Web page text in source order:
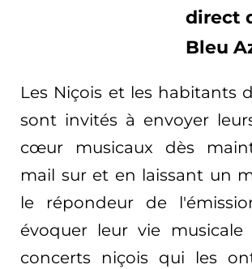
direct
Bleu
Les Niçois et les habitants
sont invités à envoyer
cœur musicaux dès
mail sur et en laissant un
le répondeur de
évoquer leur vie musicale
concerts niçois qui les